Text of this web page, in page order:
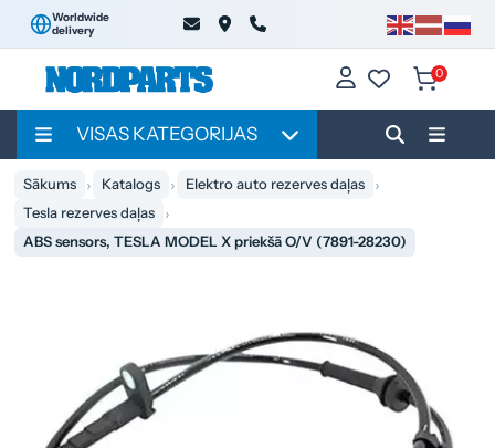
Worldwide
delivery
0
VISAS KATEGORIJAS
Sākums Katalogs
Elektro auto rezerves daļas
Tesla rezerves daļas
ABS sensors, TESLA MODEL X priekšā O/V (7891-28230)